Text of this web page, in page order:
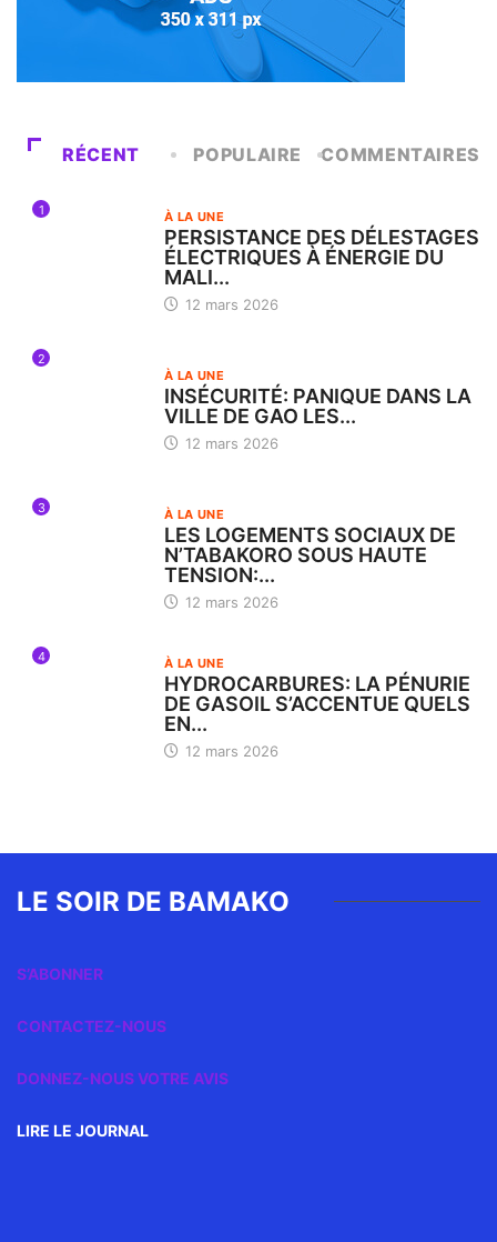
RÉCENT POPULAIRE COMMENTAIRES
1 À LA UNE
PERSISTANCE DES DÉLESTAGES
ÉLECTRIQUES À ÉNERGIE DU
MALI...
12 mars 2026
2
À LA UNE
INSÉCURITÉ: PANIQUE DANS LA
VILLE DE GAO LES...
12 mars 2026
3 À LA UNE
LES LOGEMENTS SOCIAUX DE
N’TABAKORO SOUS HAUTE
TENSION:...
12 mars 2026
4 À LA UNE
HYDROCARBURES: LA PÉNURIE
DE GASOIL S’ACCENTUE QUELS
EN...
12 mars 2026
LE SOIR DE BAMAKO
S’ABONNER
CONTACTEZ-NOUS
DONNEZ-NOUS VOTRE AVIS
LIRE LE JOURNAL